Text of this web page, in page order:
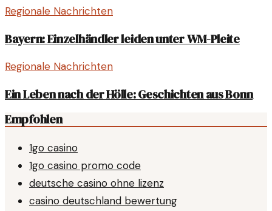
Regionale Nachrichten
Bayern: Einzelhändler leiden unter WM-Pleite
Regionale Nachrichten
Ein Leben nach der Hölle: Geschichten aus Bonn
Empfohlen
1go casino
1go casino promo code
deutsche casino ohne lizenz
casino deutschland bewertung